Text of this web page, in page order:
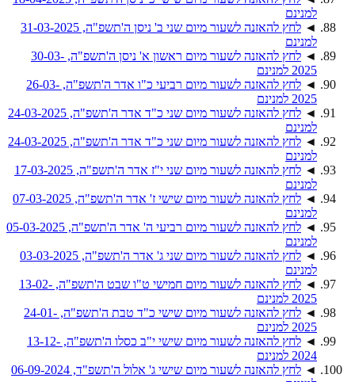
למנינם
◄
לחץ להאזנה לשעור מיום שני ב' ניסן ה'תשפ"ה, 31-03-2025
למנינם
◄
לחץ להאזנה לשעור מיום ראשון א' ניסן ה'תשפ"ה, 30-03-
2025 למנינם
◄
לחץ להאזנה לשעור מיום רביעי כ"ו אדר ה'תשפ"ה, 26-03-
2025 למנינם
◄
לחץ להאזנה לשעור מיום שני כ"ד אדר ה'תשפ"ה, 24-03-2025
למנינם
◄
לחץ להאזנה לשעור מיום שני כ"ד אדר ה'תשפ"ה, 24-03-2025
למנינם
◄
לחץ להאזנה לשעור מיום שני י"ז אדר ה'תשפ"ה, 17-03-2025
למנינם
◄
לחץ להאזנה לשעור מיום שישי ז' אדר ה'תשפ"ה, 07-03-2025
למנינם
◄
לחץ להאזנה לשעור מיום רביעי ה' אדר ה'תשפ"ה, 05-03-2025
למנינם
◄
לחץ להאזנה לשעור מיום שני ג' אדר ה'תשפ"ה, 03-03-2025
למנינם
◄
לחץ להאזנה לשעור מיום חמישי ט"ו שבט ה'תשפ"ה, 13-02-
2025 למנינם
◄
לחץ להאזנה לשעור מיום שישי כ"ד טבת ה'תשפ"ה, 24-01-
2025 למנינם
◄
לחץ להאזנה לשעור מיום שישי י"ב כסלו ה'תשפ"ה, 13-12-
2024 למנינם
◄
לחץ להאזנה לשעור מיום שישי ג' אלול ה'תשפ"ד, 06-09-2024